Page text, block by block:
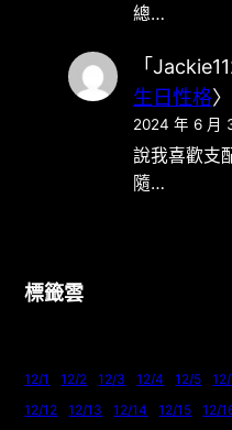
總…
「
生日性格
2024 年 6 月
說我喜歡支
隨…
標籤雲
12/1 12/2 12/3 12/4 12/5
12/12
12/13 12/14 12/15 12/